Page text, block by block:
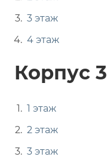
3 этаж
4 этаж
Корпус 3
1 этаж
2 этаж
3 этаж